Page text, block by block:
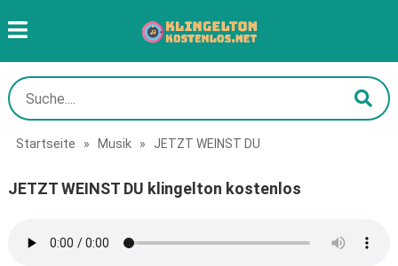
Startseite » Musik » JETZT WEINST DU
JETZT WEINST DU klingelton kostenlos